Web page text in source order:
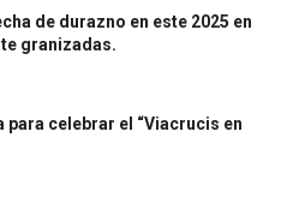
de durazno en este 2025 en
granizadas.
celebrar el “Viacrucis en